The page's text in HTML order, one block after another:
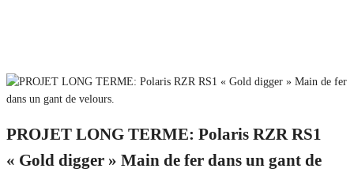
PROJET LONG TERME: Polaris RZR RS1
« Gold digger » Main de fer dans un gant de